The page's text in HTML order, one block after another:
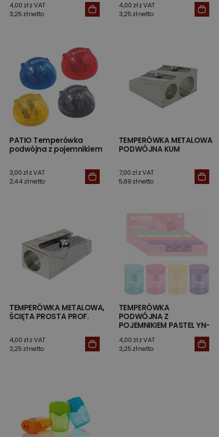
4,00 zł z VAT
3,25 zł netto
4,00 zł z VAT
3,25 zł netto
PATIO Temperówka
podwójna z pojemnikiem
3,00 zł z VAT
2,44 zł netto
TEMPERÓWKA METALOWA
PODWÓJNA KUM
7,00 zł z VAT
5,69 zł netto
TEMPERÓWKA METALOWA,
ŚCIĘTA PROSTA PROF.
4,00 zł z VAT
3,25 zł netto
TEMPERÓWKA
PODWÓJNA Z
POJEMNIKIEM PASTEL YN-
4,00 zł z VAT
3,25 zł netto